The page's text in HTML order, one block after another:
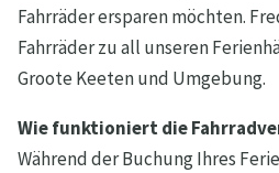
Fahrräder ersparen möchten.
Fahrräder zu all unseren
Groote Keeten und Umgebung.
Wie funktioniert die
Während der Buchung Ihres